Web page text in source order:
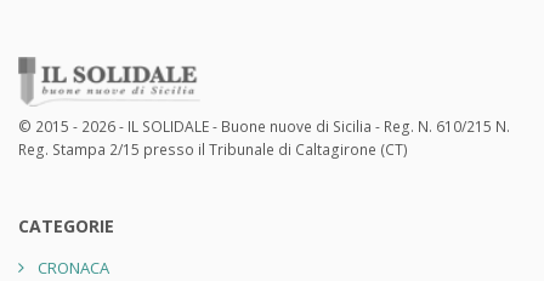
© 2015 - 2026 - IL SOLIDALE - Buone nuove di Sicilia - Reg. N. 610/215 N.
Reg. Stampa 2/15 presso il Tribunale di Caltagirone (CT)
CATEGORIE
CRONACA